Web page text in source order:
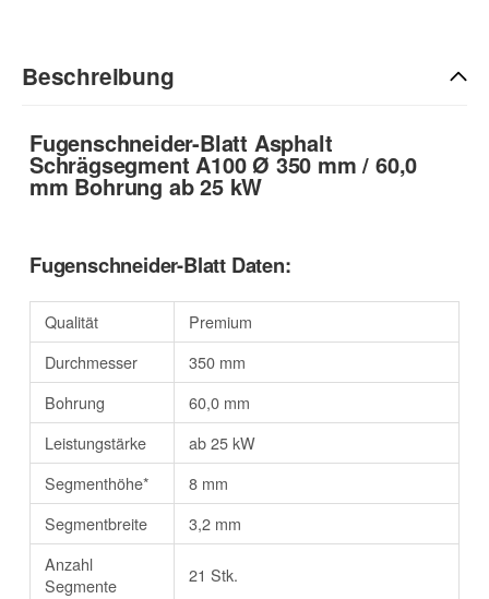
Beschreibung
Fugenschneider-Blatt Asphalt
Schrägsegment A100 Ø 350 mm / 60,0
mm Bohrung ab 25 kW
Fugenschneider-Blatt Daten:
Qualität
Premium
Durchmesser
350 mm
Bohrung
60,0 mm
Leistungstärke
ab 25 kW
Segmenthöhe*
8 mm
Segmentbreite
3,2 mm
Anzahl
Segmente
21 Stk.